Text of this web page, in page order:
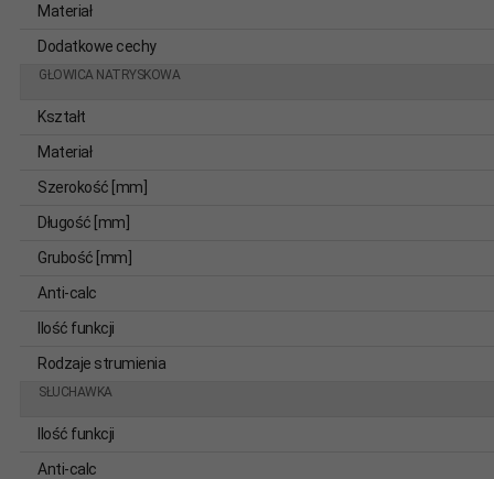
Materiał
Dodatkowe cechy
GŁOWICA NATRYSKOWA
Kształt
Materiał
Szerokość [mm]
Długość [mm]
Grubość [mm]
Anti-calc
Ilość funkcji
Rodzaje strumienia
SŁUCHAWKA
Ilość funkcji
Anti-calc